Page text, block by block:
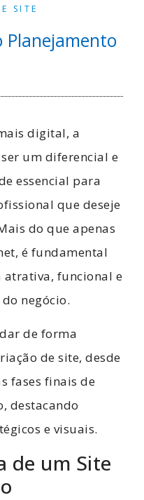
SITE
Planejamento
digital, a
um diferencial e
essencial para
que deseje
do que apenas
é fundamental
atrativa, funcional e
negócio.
de forma
de site, desde
fases finais de
destacando
e visuais.
de um Site